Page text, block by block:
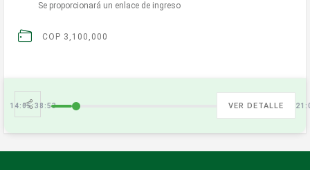
Se proporcionará un enlace de ingreso
COP 3,100,000
14:05:38:54 VER DETALLE